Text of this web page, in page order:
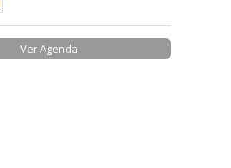
Ver Agenda